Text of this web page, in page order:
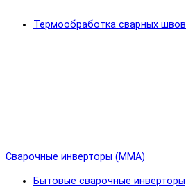
Термообработка сварных швов
Сварочные инверторы (MMA)
Бытовые сварочные инверторы